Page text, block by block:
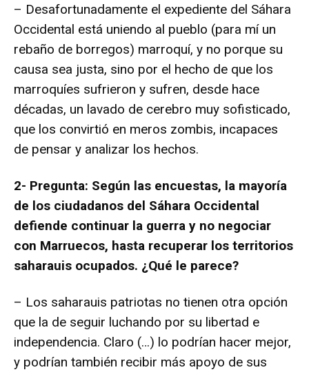
– Desafortunadamente el expediente del Sáhara
Occidental está uniendo al pueblo (para mí un
rebaño de borregos) marroquí, y no porque su
causa sea justa, sino por el hecho de que los
marroquíes sufrieron y sufren, desde hace
décadas, un lavado de cerebro muy sofisticado,
que los convirtió en meros zombis, incapaces
de pensar y analizar los hechos.
2- Pregunta: Según las encuestas, la mayoría
de los ciudadanos del Sáhara Occidental
defiende continuar la guerra y no negociar
con Marruecos, hasta recuperar los territorios
saharauis ocupados. ¿Qué le parece?
– Los saharauis patriotas no tienen otra opción
que la de seguir luchando por su libertad e
independencia. Claro (…) lo podrían hacer mejor,
y podrían también recibir más apoyo de sus